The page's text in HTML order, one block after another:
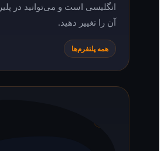
انگلیسی است و می‌توانید در پلیر سایت و اپ
آن را تغییر دهید.
همه پلتفرم‌ها